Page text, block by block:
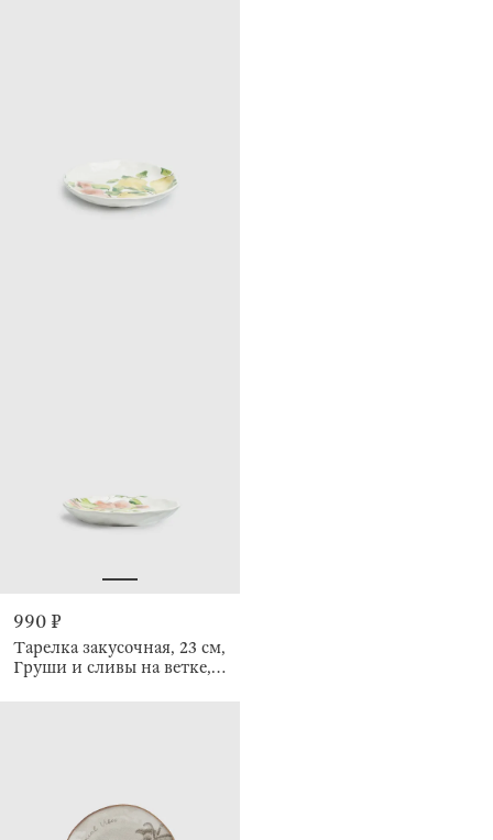
990 ₽
Тарелка закусочная, 23 см,
Груши и сливы на ветке,